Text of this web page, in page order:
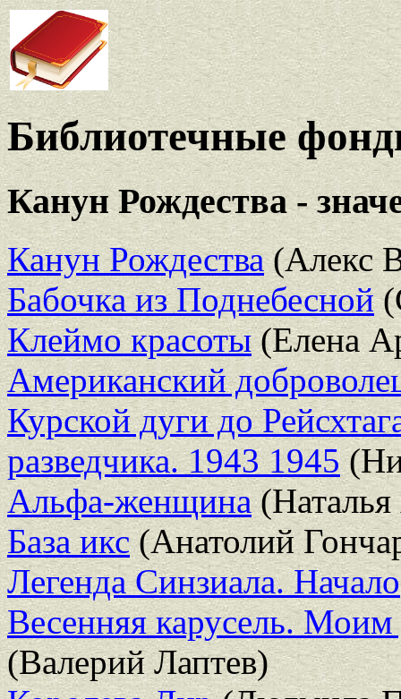
Библиотечные
Канун Рождества -
Канун Рождества(Алекс
Бабочка из Поднебесной
Клеймо красоты(Елена
Американский
Курской дуги до
разведчика. 1943 1945
Альфа-женщина(Наталья
База икс(Анатолий
Легенда Синзиала. Начало
Весенняя карусель.
(Валерий Лаптев)